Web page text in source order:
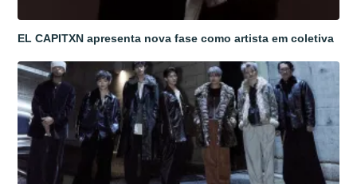
EL CAPITXN apresenta nova fase como artista em coletiva